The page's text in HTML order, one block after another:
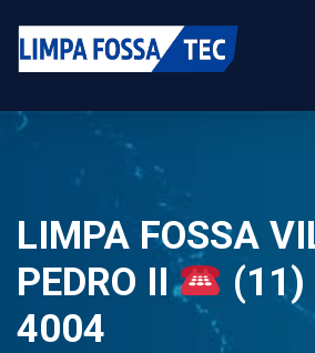
LIMPA FOSSA
PEDRO II
(11)
4004